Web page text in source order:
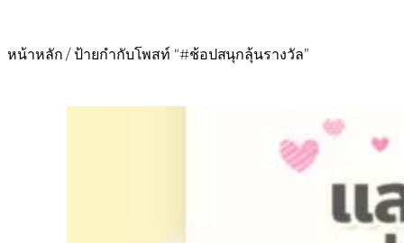
หน้าหลัก / ป้ายกำกับโพสท์ “#ช้อปสนุกลุ้นรางวัล”